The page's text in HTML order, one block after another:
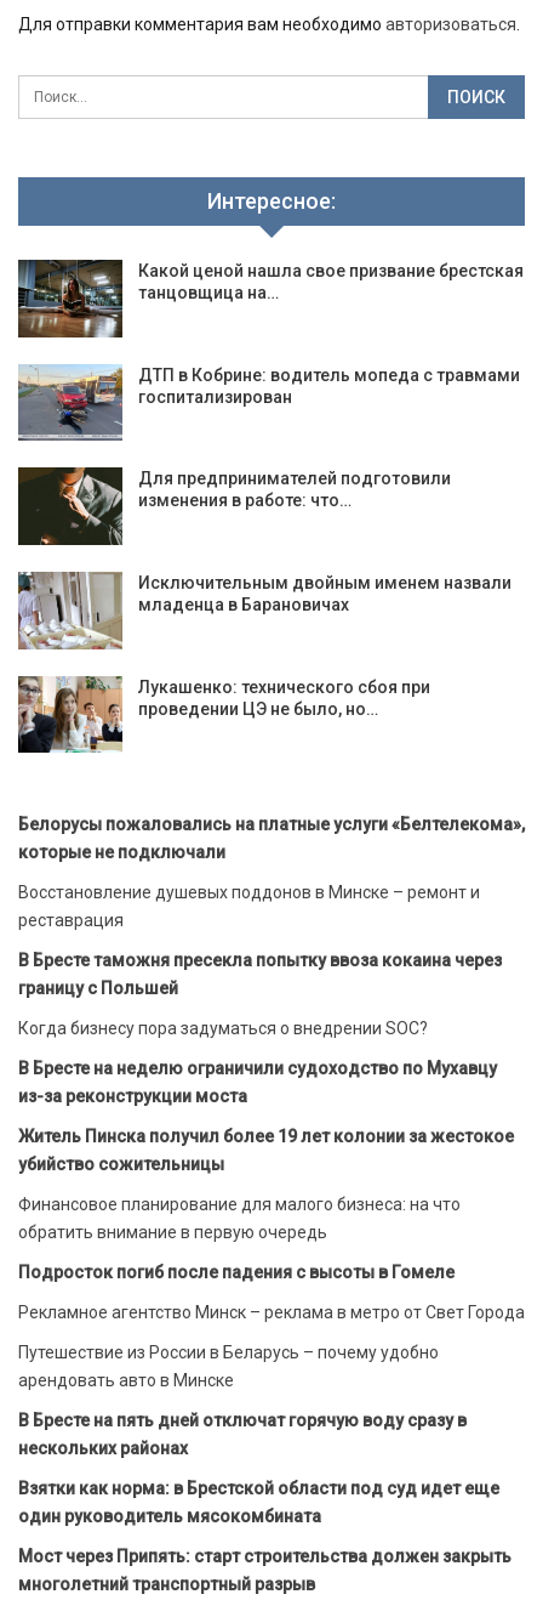
Для отправки комментария вам необходимо авторизоваться
Интересное:
Какой ценой нашла свое призвание брестская
танцовщица на…
ДТП в Кобрине: водитель мопеда с травмами
госпитализирован
Для предпринимателей подготовили
изменения в работе: что…
Исключительным двойным именем назвали
младенца в Барановичах
Лукашенко: технического сбоя при
проведении ЦЭ не было, но…
Белорусы пожаловались на платные услуги «Белтелекома»,
которые не подключали
Восстановление душевых поддонов в Минске – ремонт и
реставрация
В Бресте таможня пресекла попытку ввоза кокаина через
границу с Польшей
Когда бизнесу пора задуматься о внедрении SOC?
В Бресте на неделю ограничили судоходство по Мухавцу
из-за реконструкции моста
Житель Пинска получил более 19 лет колонии за жестокое
убийство сожительницы
Финансовое планирование для малого бизнеса: на что
обратить внимание в первую очередь
Подросток погиб после падения с высоты в Гомеле
Рекламное агентство Минск – реклама в метро от Свет Города
Путешествие из России в Беларусь – почему удобно
арендовать авто в Минске
В Бресте на пять дней отключат горячую воду сразу в
нескольких районах
Взятки как норма: в Брестской области под суд идет еще
один руководитель мясокомбината
Мост через Припять: старт строительства должен закрыть
многолетний транспортный разрыв